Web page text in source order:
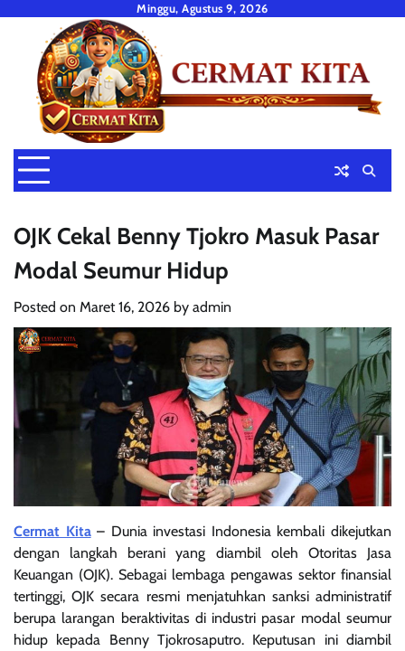
content
Minggu, Agustus 9, 2026
OJK Cekal Benny Tjokro Masuk Pasar
Modal Seumur Hidup
Posted on Maret 16, 2026 by admin
Cermat Kita– Dunia investasi Indonesia kembali dikejutkan
dengan langkah berani yang diambil oleh Otoritas Jasa
Keuangan (OJK). Sebagai lembaga pengawas sektor finansial
tertinggi, OJK secara resmi menjatuhkan sanksi administratif
berupa larangan beraktivitas di industri pasar modal seumur
hidup kepada Benny Tjokrosaputro. Keputusan ini diambil